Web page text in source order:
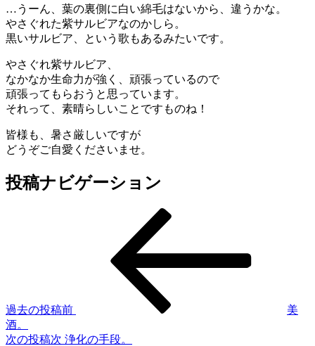
…うーん、葉の裏側に白い綿毛はないから、違うかな。
やさぐれた紫サルビアなのかしら。
黒いサルビア、という歌もあるみたいです。
やさぐれ紫サルビア、
なかなか生命力が強く、頑張っているので
頑張ってもらおうと思っています。
それって、素晴らしいことですものね！
皆様も、暑さ厳しいですが
どうぞご自愛くださいませ。
投稿ナビゲーション
過去の投稿前
美
酒。
次の投稿次 浄化の手段。